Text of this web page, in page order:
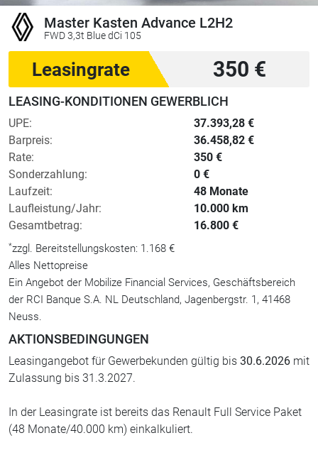
Master Kasten Advance L2H2
FWD 3,3t Blue dCi 105
Leasingrate 350 €
LEASING-KONDITIONEN GEWERBLICH
UPE:
37.393,28 €
Barpreis:
36.458,82 €
Rate:
350 €
Sonderzahlung:
0 €
Laufzeit:
48 Monate
Laufleistung/Jahr:
10.000 km
Gesamtbetrag:
16.800 €
*zzgl. Bereitstellungskosten: 1.168 €
Alles Nettopreise
Ein Angebot der Mobilize Financial Services, Geschäftsbereich
der RCI Banque S.A. NL Deutschland, Jagenbergstr. 1, 41468
Neuss.
AKTIONSBEDINGUNGEN
Leasingangebot für Gewerbekunden gültig bis 30.6.2026 mit
Zulassung bis 31.3.2027.
In der Leasingrate ist bereits das Renault Full Service Paket
(48 Monate/40.000 km) einkalkuliert.